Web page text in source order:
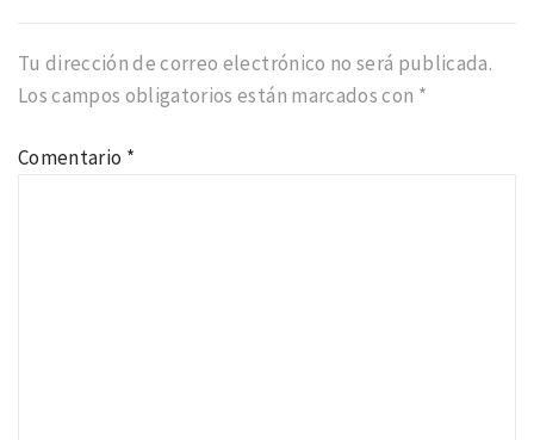
Tu dirección de correo electrónico no será publicada.
Los campos obligatorios están marcados con *
Comentario *